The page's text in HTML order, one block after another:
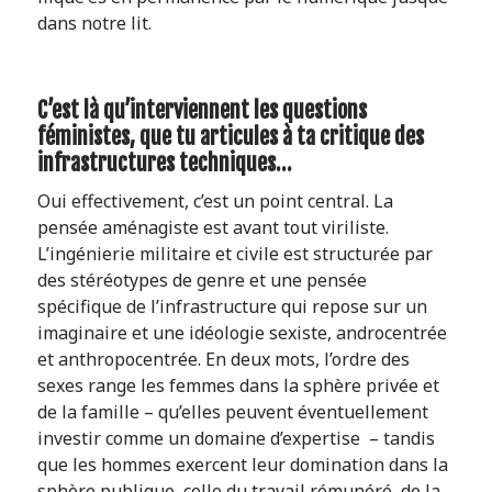
dans notre lit.
C’est là qu’interviennent les questions
féministes, que tu articules à ta critique des
infrastructures techniques…
Oui effectivement, c’est un point central. La
pensée aménagiste est avant tout viriliste.
L’ingénierie militaire et civile est structurée par
des stéréotypes de genre et une pensée
spécifique de l’infrastructure qui repose sur un
imaginaire et une idéologie sexiste, androcentrée
et anthropocentrée. En deux mots, l’ordre des
sexes range les femmes dans la sphère privée et
de la famille – qu’elles peuvent éventuellement
investir comme un domaine d’expertise – tandis
que les hommes exercent leur domination dans la